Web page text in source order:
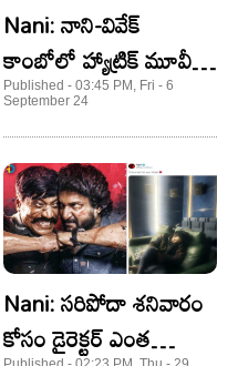
Nani: నాని-వివేక్
కాంబోలో హ్యాట్రిక్ మూవీ!
జోనర్ కూడా చెప్పేసిన
న్యాచురల్ స్టార్..
Published - 03:45 PM, Fri - 6
September 24
Nani: సరిపోదా శనివారం
కోసం డైరెక్టర్ ఎంత